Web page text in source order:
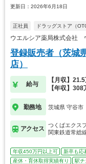
更新日：2026年6月18日
正社員 ドラッグストア（
ウエルシア薬局株式会社
登録販売者（茨城
店）
給与
【月収】
【年収】
勤務地 茨城県 守谷市
アクセス
つくばエクス
関東鉄道常総
年収450万円以上可 新卒も応
産休・育休取得実績有り
駅チ